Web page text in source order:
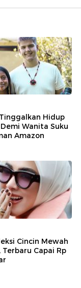
Hidup
Wanita Suku
Amazon
Cincin Mewah
Terbaru Capai Rp